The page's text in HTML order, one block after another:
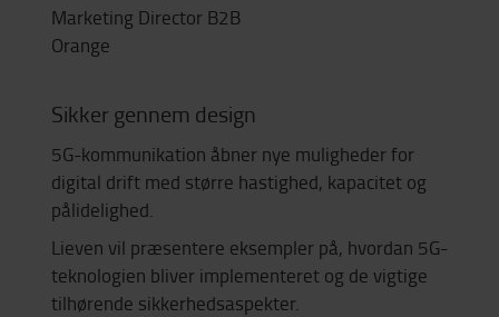
Marketing Director B2B
Orange
Sikker gennem design
5G-kommunikation åbner nye muligheder for
digital drift med større hastighed, kapacitet og
pålidelighed.
Lieven vil præsentere eksempler på, hvordan 5G-
teknologien bliver implementeret og de vigtige
tilhørende sikkerhedsaspekter.